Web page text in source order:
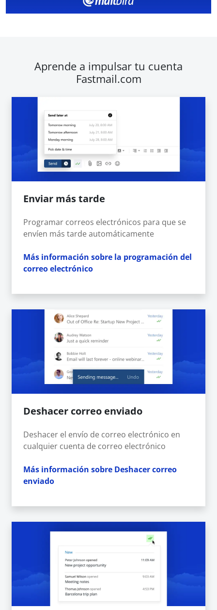
Aprende a impulsar tu cuenta
Fastmail.com
Enviar más tarde
Programar correos electrónicos para que se
envíen más tarde automáticamente
Más información sobre la programación del
correo electrónico
Deshacer correo enviado
Deshacer el envío de correo electrónico en
cualquier cuenta de correo electrónico
Más información sobre Deshacer correo
enviado